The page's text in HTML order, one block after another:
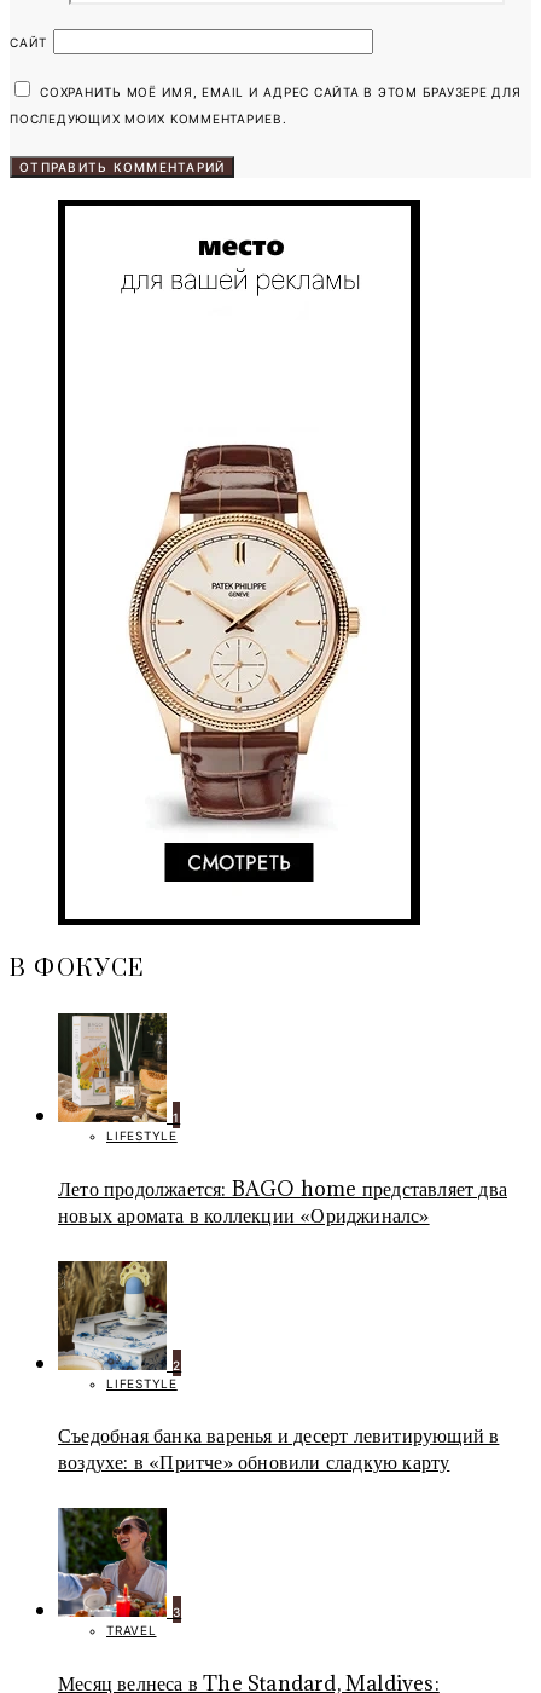
САЙТ
СОХРАНИТЬ МОЁ ИМЯ, EMAIL И АДРЕС САЙТА В ЭТОМ БРАУЗЕРЕ ДЛЯ
ПОСЛЕДУЮЩИХ МОИХ КОММЕНТАРИЕВ.
В ФОКУСЕ
1
LIFESTYLE
Лето продолжается: BAGO home представляет два
новых аромата в коллекции «Ориджиналс»
2
LIFESTYLE
Съедобная банка варенья и десерт левитирующий в
воздухе: в «Притче» обновили сладкую карту
3
TRAVEL
Месяц велнеса в The Standard, Maldives: